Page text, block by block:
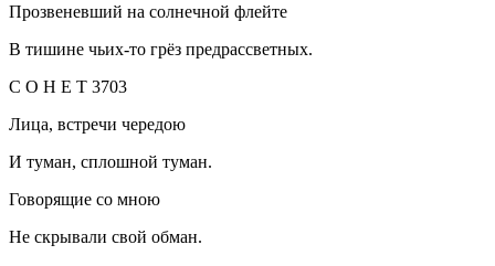
Прозвеневший на солнечной флейте
В тишине чьих-то грёз предрассветных.
С О Н Е Т 3703
Лица, встречи чередою
И туман, сплошной туман.
Говорящие со мною
Не скрывали свой обман.